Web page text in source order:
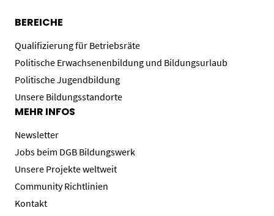
BEREICHE
Qualifizierung für Betriebsräte
Politische Erwachsenenbildung und Bildungsurlaub
Politische Jugendbildung
Unsere Bildungsstandorte
MEHR INFOS
Newsletter
Jobs beim DGB Bildungswerk
Unsere Projekte weltweit
Community Richtlinien
Kontakt